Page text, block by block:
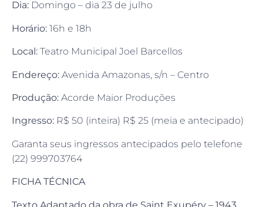
Dia: Domingo – dia 23 de julho
Horário: 16h e 18h
Local: Teatro Municipal Joel Barcellos
Endereço: Avenida Amazonas, s/n – Centro
Produção: Acorde Maior Produções
Ingresso: R$ 50 (inteira) R$ 25 (meia e antecipado)
Garanta seus ingressos antecipados pelo telefone
(22) 999703764
FICHA TÉCNICA
Texto Adaptado da obra de Saint Exupéry – 1943